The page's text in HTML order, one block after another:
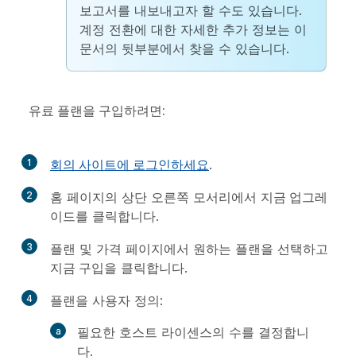
보고서를 내보내고자 할 수도 있습니다.
계정 전환에 대한 자세한 추가 정보는 이
문서의 뒷부분에서 찾을 수 있습니다.
유료 플랜을 구입하려면:
1 회의 사이트에 로그인하세요.
2 홈 페이지의 상단 오른쪽 모서리에서 지금 업그레
이드를 클릭합니다.
3
플랜 및 가격 페이지에서 원하는 플랜을 선택하고
지금 구입을 클릭합니다.
4
플랜을 사용자 정의:
필요한 호스트 라이센스의 수를 결정합니
다.